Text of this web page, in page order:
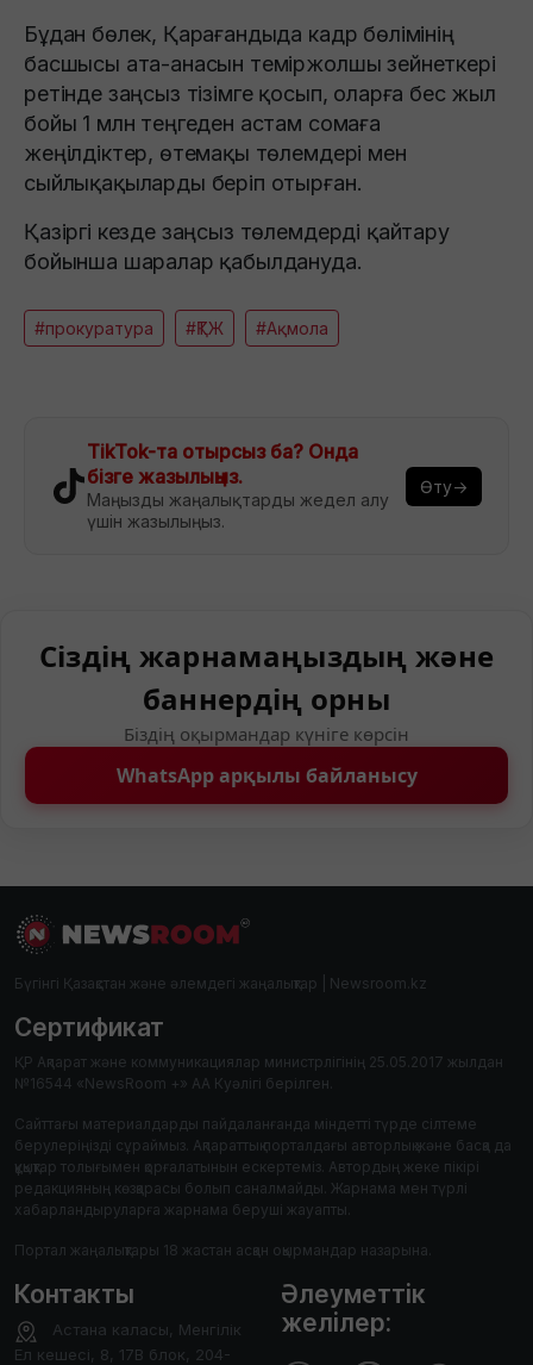
Бұдан бөлек, Қарағандыда кадр бөлімінің
басшысы ата-анасын теміржолшы зейнеткері
ретінде заңсыз тізімге қосып, оларға бес жыл
бойы 1 млн теңгеден астам сомаға
жеңілдіктер, өтемақы төлемдері мен
сыйлықақыларды беріп отырған.
Қазіргі кезде заңсыз төлемдерді қайтару
бойынша шаралар қабылдануда.
#прокуратура #ҚТЖ #Ақмола
TikTok-та отырсыз ба? Онда
бізге жазылыңыз.
Маңызды жаңалықтарды жедел алу
үшін жазылыңыз.
Өту→
Сіздің жарнамаңыздың және
баннердің орны
Біздің оқырмандар күніге көрсін
WhatsApp арқылы байланысу
Бүгінгі Қазақстан және әлемдегі жаңалықтар | Newsroom.kz
Сертификат
ҚР Ақпарат және коммуникациялар министрлігінің 25.05.2017 жылдан
№16544 «NewsRoom +» АА Куәлігі берілген.
Сайттағы материалдарды пайдаланғанда міндетті түрде сілтеме
берулеріңізді сұраймыз. Ақпараттық порталдағы авторлық және басқа да
құқықтар толығымен қорғалатынын ескертеміз. Автордың жеке пікірі
редакцияның көзқарасы болып саналмайды. Жарнама мен түрлі
хабарландыруларға жарнама беруші жауапты.
Портал жаңалықтары 18 жастан асқан оқырмандар назарына.
Контакты
Астана каласы, Менгілік
Ел кешесі, 8, 17В блок, 204-
Әлеуметтік
желілер: